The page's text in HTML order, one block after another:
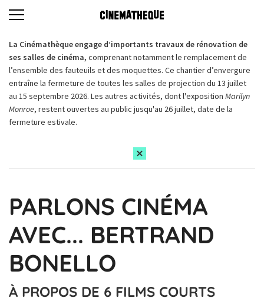
La Cinémathèque engage d’importants travaux de rénovation de
ses salles de cinéma, comprenant notamment le remplacement de
l’ensemble des fauteuils et des moquettes. Ce chantier d’envergure
entraîne la fermeture de toutes les salles de projection du 13 juillet
au 15 septembre 2026. Les autres activités, dont l'exposition Marilyn
Monroe, restent ouvertes au public jusqu'au 26 juillet, date de la
fermeture estivale.
PARLONS CINÉMA
AVEC... BERTRAND
BONELLO
À PROPOS DE 6 FILMS COURTS